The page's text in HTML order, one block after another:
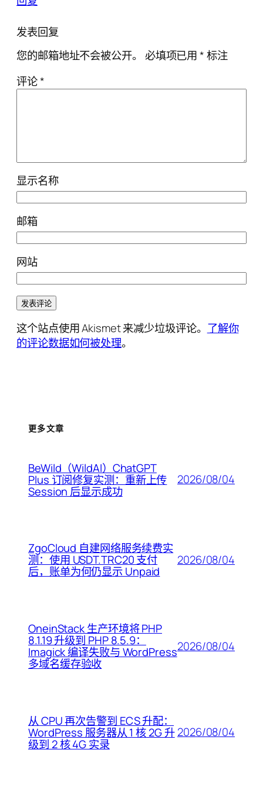
发表回复
您的邮箱地址不会被公开。 必填项已用*标注
评论*
显示名称
邮箱
网站
这个站点使用 Akismet 来减少垃圾评论。 了解你
的评论数据如何被处理。
更多文章
BeWild（WildAI）ChatGPT
Plus 订阅修复实测：重新上传
Session 后显示成功
2026/08/04
ZgoCloud 自建网络服务续费实
测：使用 USDT.TRC20 支付
后，账单为何仍显示 Unpaid
2026/08/04
OneinStack 生产环境将 PHP
8.1.19 升级到 PHP 8.5.9：
Imagick 编译失败与 WordPress
多域名缓存验收
2026/08/04
从 CPU 再次告警到 ECS 升配：
WordPress 服务器从 1 核 2G 升
级到 2 核 4G 实录
2026/08/04